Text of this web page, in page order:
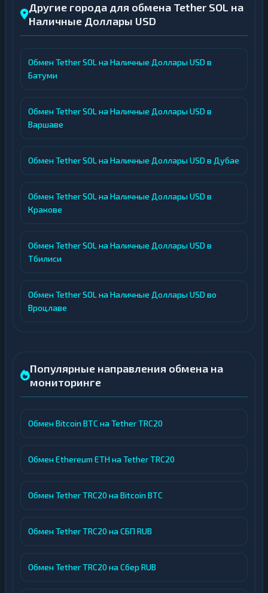
Другие города для обмена Tether SOL на
Наличные Доллары USD
Обмен Tether SOL на Наличные Доллары USD в
Батуми
Обмен Tether SOL на Наличные Доллары USD в
Варшаве
Обмен Tether SOL на Наличные Доллары USD в Дубае
Обмен Tether SOL на Наличные Доллары USD в
Кракове
Обмен Tether SOL на Наличные Доллары USD в
Тбилиси
Обмен Tether SOL на Наличные Доллары USD во
Вроцлаве
Популярные направления обмена на
мониторинге
Обмен Bitcoin BTC на Tether TRC20
Обмен Ethereum ETH на Tether TRC20
Обмен Tether TRC20 на Bitcoin BTC
Обмен Tether TRC20 на СБП RUB
Обмен Tether TRC20 на Сбер RUB